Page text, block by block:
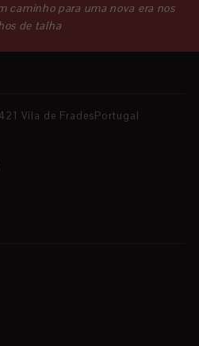
caminho para uma nova era nos
de talha
Vila de FradesPortugal